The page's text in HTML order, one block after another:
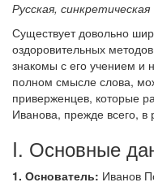
Религиозные учения и
8 августа
Св. Доминик, священник
см. календарь
Обратная связь
mail@apologia.ru
Русская, синкретическая
Существует довольно
оздоровительных
знакомы с его учением и
полном смысле слова,
приверженцев, которые
Иванова, прежде всего, в
I. Основные
1. Основатель: Иванов